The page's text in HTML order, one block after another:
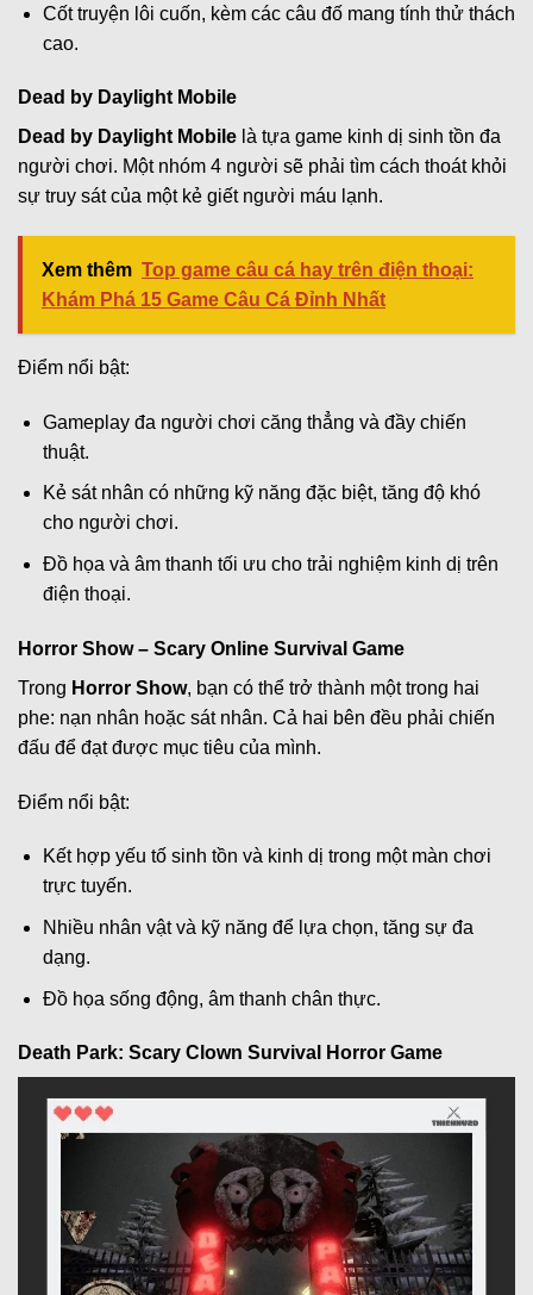
Cốt truyện lôi cuốn, kèm các câu đố mang tính thử thách
cao.
Dead by Daylight Mobile
Dead by Daylight Mobile là tựa game kinh dị sinh tồn đa
người chơi. Một nhóm 4 người sẽ phải tìm cách thoát khỏi
sự truy sát của một kẻ giết người máu lạnh.
Xem thêm Top game câu cá hay trên điện thoại:
Khám Phá 15 Game Câu Cá Đỉnh Nhất
Điểm nổi bật:
Gameplay đa người chơi căng thẳng và đầy chiến
thuật.
Kẻ sát nhân có những kỹ năng đặc biệt, tăng độ khó
cho người chơi.
Đồ họa và âm thanh tối ưu cho trải nghiệm kinh dị trên
điện thoại.
Horror Show – Scary Online Survival Game
Trong Horror Show, bạn có thể trở thành một trong hai
phe: nạn nhân hoặc sát nhân. Cả hai bên đều phải chiến
đấu để đạt được mục tiêu của mình.
Điểm nổi bật:
Kết hợp yếu tố sinh tồn và kinh dị trong một màn chơi
trực tuyến.
Nhiều nhân vật và kỹ năng để lựa chọn, tăng sự đa
dạng.
Đồ họa sống động, âm thanh chân thực.
Death Park: Scary Clown Survival Horror Game